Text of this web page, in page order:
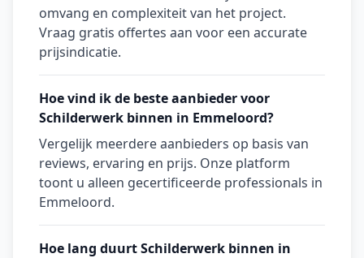
omvang en complexiteit van het project.
Vraag gratis offertes aan voor een accurate
prijsindicatie.
Hoe vind ik de beste aanbieder voor
Schilderwerk binnen in Emmeloord?
Vergelijk meerdere aanbieders op basis van
reviews, ervaring en prijs. Onze platform
toont u alleen gecertificeerde professionals in
Emmeloord.
Hoe lang duurt Schilderwerk binnen in